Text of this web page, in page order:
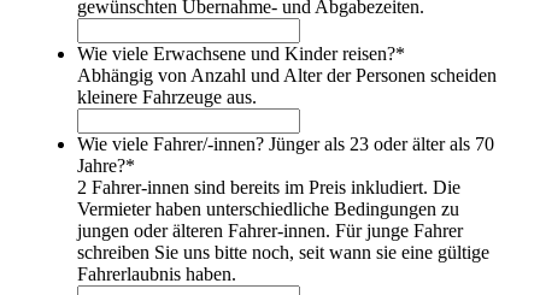
durch Ihre Kreditkarte verfügen
Achtung: Häufig sind Camper und teilweise
Allradfahrzeuge ausgeschlossen!
wenn Sie immer sehr vorsichtig fahren, Sand und
Schotter einschätzen können und das Risiko einer
Selbstbeteiligung akzeptieren ohne sich damit den
Urlaub zu verderben
mieten
wenn Sie mit so kleinem Budget reisen, dass nur
eine Basisversicherung die Miete eines
namibiatauglichen, robusten und damit sicheren
Fahrzeugs erlaubt.
gewünschten Übernahme- und Abgabezeiten.
Wie viele Erwachsene und Kinder reisen?*
Abhängig von Anzahl und Alter der Personen scheiden
kleinere Fahrzeuge aus.
Wie viele Fahrer/-innen? Jünger als 23 oder älter als 70
Jahre?*
2 Fahrer-innen sind bereits im Preis inkludiert. Die
Vermieter haben unterschiedliche Bedingungen zu
jungen oder älteren Fahrer-innen. Für junge Fahrer
schreiben Sie uns bitte noch, seit wann sie eine gültige
Fahrerlaubnis haben.